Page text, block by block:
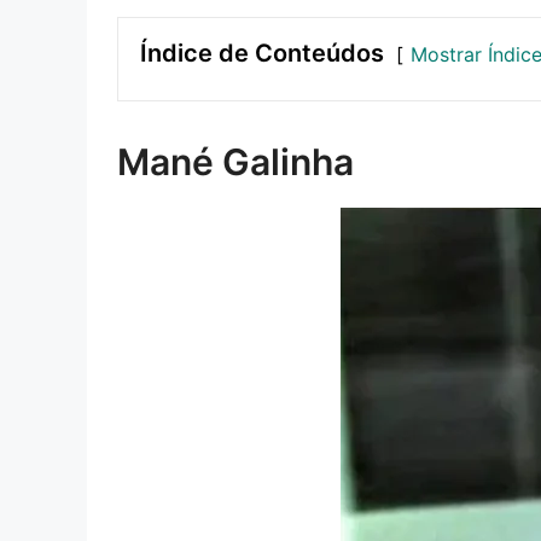
Índice de Conteúdos Mostrar Índice
Mané Galinha